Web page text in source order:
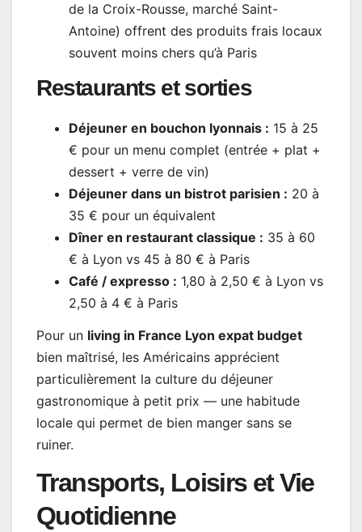
de la Croix-Rousse, marché Saint-
Antoine) offrent des produits frais locaux
souvent moins chers qu’à Paris
Restaurants et sorties
Déjeuner en bouchon lyonnais : 15 à 25
€ pour un menu complet (entrée + plat +
dessert + verre de vin)
Déjeuner dans un bistrot parisien : 20 à
35 € pour un équivalent
Dîner en restaurant classique : 35 à 60
€ à Lyon vs 45 à 80 € à Paris
Café / expresso : 1,80 à 2,50 € à Lyon vs
2,50 à 4 € à Paris
Pour un living in France Lyon expat budget
bien maîtrisé, les Américains apprécient
particulièrement la culture du déjeuner
gastronomique à petit prix — une habitude
locale qui permet de bien manger sans se
ruiner.
Transports, Loisirs et Vie
Quotidienne